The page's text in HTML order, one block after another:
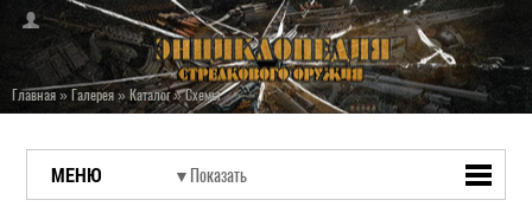
Главная»Галерея»Каталог»Схемы
МЕНЮ